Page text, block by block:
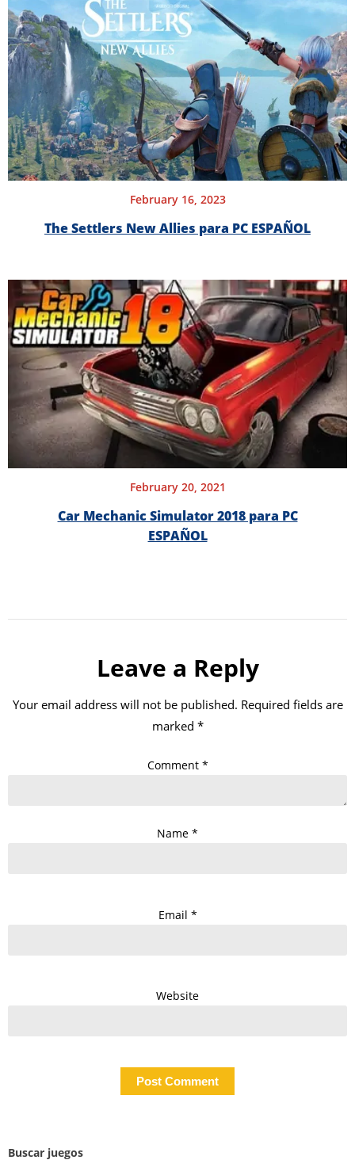
February 16, 2023
The Settlers New Allies para PC ESPAÑOL
February 20, 2021
Car Mechanic Simulator 2018 para PC
ESPAÑOL
Leave a Reply
Your email address will not be published. Required fields are
marked *
Comment *
Name *
Email *
Website
Buscar juegos